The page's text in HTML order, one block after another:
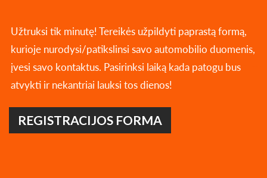
Užtruksi tik minutę! Tereikės užpildyti paprastą formą,
kurioje nurodysi/patikslinsi savo automobilio duomenis,
įvesi savo kontaktus. Pasirinksi laiką kada patogu bus
atvykti ir nekantriai lauksi tos dienos!
REGISTRACIJOS FORMA